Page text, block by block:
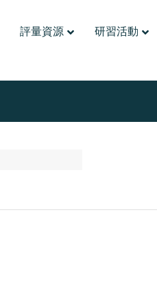
評量資源 研習活動